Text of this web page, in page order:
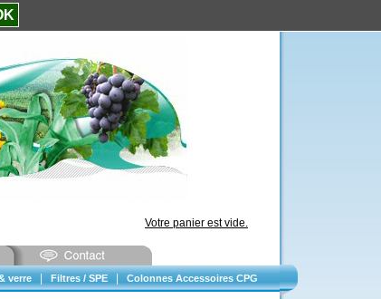
Votre panier est vide.
verre Filtres / SPE Colonnes Accessoires CPG